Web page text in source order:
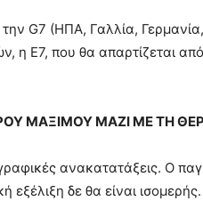
G7 (ΗΠΑ, Γαλλία,
η Ε7, που θα απαρτίζεται από
ΜΑΞΙΜΟΥ ΜΑΖΙ ΜΕ ΤΗ
ανακατατάξεις. Ο
δε θα είναι